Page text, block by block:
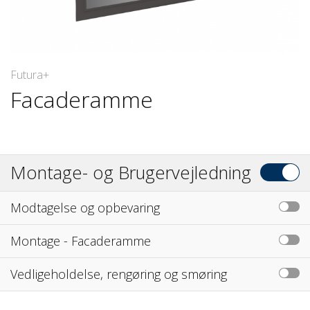
Futura+
Facaderamme
Montage- og Brugervejledning
Modtagelse og opbevaring
Montage - Facaderamme
Vedligeholdelse, rengøring og smøring